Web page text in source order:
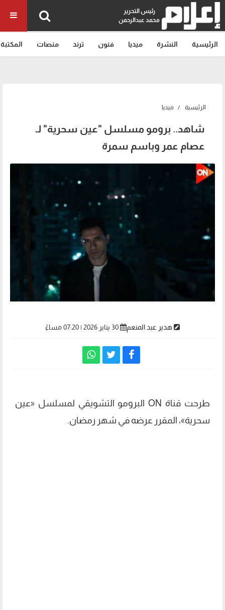
رئيس التحرير
محمد عبدالرحمن
الرئيسية النشرة ميديا فنون ترند منصات المكتبة
الرئيسية ميديا
شاهد.. برومو مسلسل "عين سحرية" لـ
عصام عمر وباسم سمرة
هدير عبد المنعم
طرحت قناة ON البرومو التشويقي لمسلسل «عين
سحرية»، المقرر عرضه في شهر رمضان.